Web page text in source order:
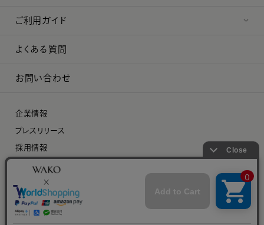
ご利用ガイド
よくある質問
お問い合わせ
企業情報
プレスリリース
採用情報
特定商取引に関する法律に基づく表示
プライバシーポリシー